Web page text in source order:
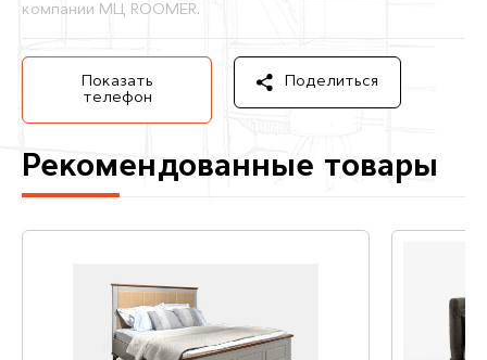
компании МЦ ROOMER.
Показать
телефон
Поделиться
Рекомендованные товары